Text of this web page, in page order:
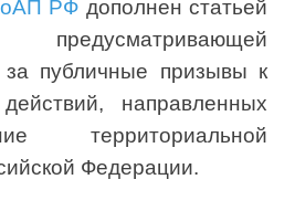
РФ дополнен статьей
за публичные призывы к
направленных
территориальной
Федерации.